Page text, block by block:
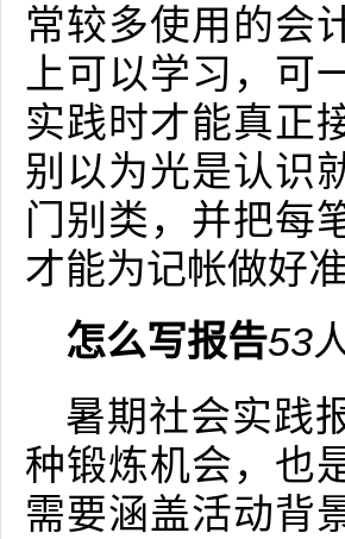
常较多使用的会
上可以学习，
实践时才能真正
别以为光是认识
门别类，并把每
才能为记帐做好准
怎么写报告53
暑期社会实践
种锻炼机会，也
需要涵盖活动背